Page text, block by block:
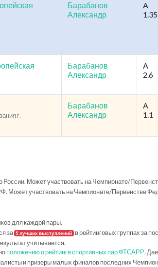
Барабанов
Александр
A
1.35
Барабанов
Александр
A
2.6
г.
Барабанов
Александр
A
1.1
Может участвовать на Чемпионате/
Может участвовать на Чемпионате/Первенстве
для каждой пары.
за 5 лучших выступлений в рейтинговых группах за
учитывается.
положению о рейтинге спортивных пар ФТСАРР.
и призеры малых финалов последних